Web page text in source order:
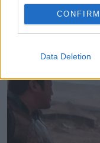
CONFIRM
Data Deletion
13. „A macskám